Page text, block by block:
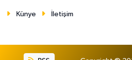
Künye İletişim